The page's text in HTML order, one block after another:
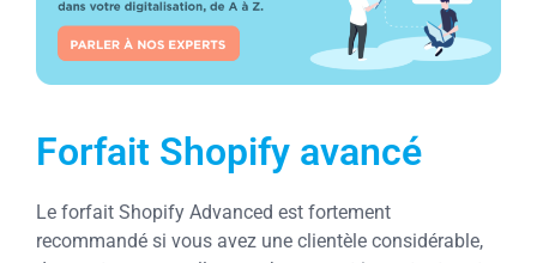
Forfait Shopify avancé
Le forfait Shopify Advanced est fortement
recommandé si vous avez une clientèle considérable,